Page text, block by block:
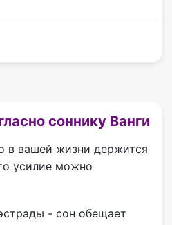
соннику Ванги
в вашей жизни держится
усилие можно
- сон обещает